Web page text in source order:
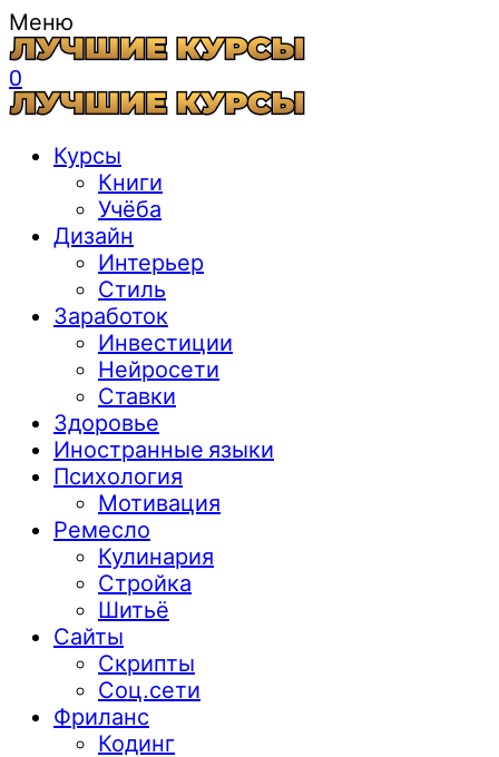
Меню
0
Курсы
Книги
Учёба
Дизайн
Интерьер
Стиль
Заработок
Инвестиции
Нейросети
Ставки
Здоровье
Иностранные языки
Психология
Мотивация
Ремесло
Кулинария
Стройка
Шитьё
Сайты
Скрипты
Соц.сети
Фриланс
Кодинг